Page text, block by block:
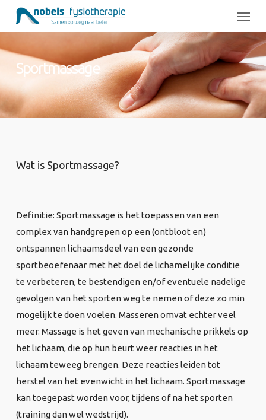
content
Menu
Sportmassage
Wat is Sportmassage?
Definitie: Sportmassage is het toepassen van een
complex van handgrepen op een (ontbloot en)
ontspannen lichaamsdeel van een gezonde
sportbeoefenaar met het doel de lichamelijke conditie
te verbeteren, te bestendigen en/of eventuele nadelige
gevolgen van het sporten weg te nemen of deze zo min
mogelijk te doen voelen. Masseren omvat echter veel
meer. Massage is het geven van mechanische prikkels op
het lichaam, die op hun beurt weer reacties in het
lichaam teweeg brengen. Deze reacties leiden tot
herstel van het evenwicht in het lichaam. Sportmassage
kan toegepast worden voor, tijdens of na het sporten
(training dan wel wedstrijd).